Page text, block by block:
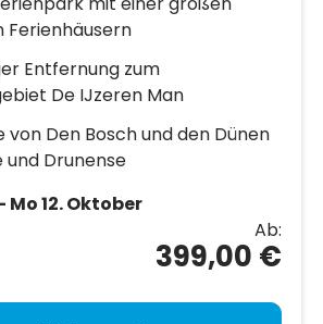
Ferienhäusern
Entfernung zum
De IJzeren Man
von Den Bosch und den Dünen
und Drunense
Mo 12. Oktober
Ab:
399,00 €